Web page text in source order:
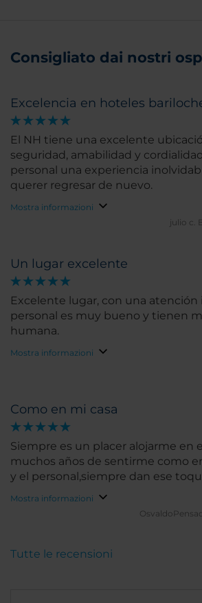
Consigliato dai nostri
Excelencia en hoteles
El NH tiene una excelente
seguridad, amabilidad y
personal una experiencia
querer regresar de nuevo.
Mostra informazioni
julio c.
Un lugar excelente
Excelente lugar, con una atención inmejorable, su
personal es muy bueno y tienen
humana.
Mostra informazioni
Como en mi casa
Siempre es un placer alojarme en
muchos años de sentirme como
y el personal,siempre dan ese
Mostra informazioni
Tutte le recensioni